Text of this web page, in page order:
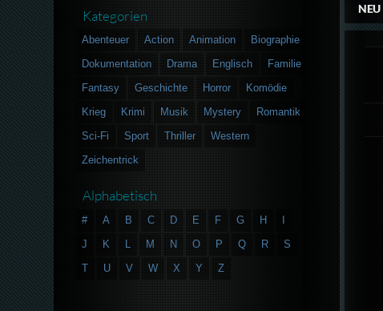
NEU
Kategorien
Abenteuer Action Animation
Biographie
Dokumentation
Drama Englisch
Familie
Fantasy
Geschichte Horror
Komödie
Krieg
Krimi Musik Mystery
Romantik
Sci-Fi
Sport Thriller
Western
Zeichentrick
Alphabetisch
# A B C D E F G H
J
K L M N O P Q R
S
T
U V W X Y Z